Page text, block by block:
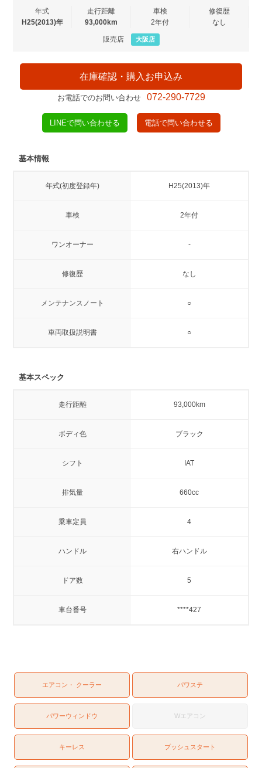
年式
H25(2013)年
走行距離
93,000km
車検
2年付
修復歴
なし
販売店 大阪店
在庫確認・購入お申込み
お電話でのお問い合わせ 072-290-7729
LINEで問い合わせる 電話で問い合わせる
基本情報
年式(初度登録年) H25(2013)年
車検 2年付
ワンオーナー -
修復歴 なし
メンテナンスノート ○
車両取扱説明書 ○
基本スペック
走行距離 93,000km
ボディ色 ブラック
シフト IAT
排気量 660cc
乗車定員 4
ハンドル 右ハンドル
ドア数 5
車台番号 ****427
エアコン・ クーラー パワステ
パワーウィンドウ Wエアコン
キーレス プッシュスタート